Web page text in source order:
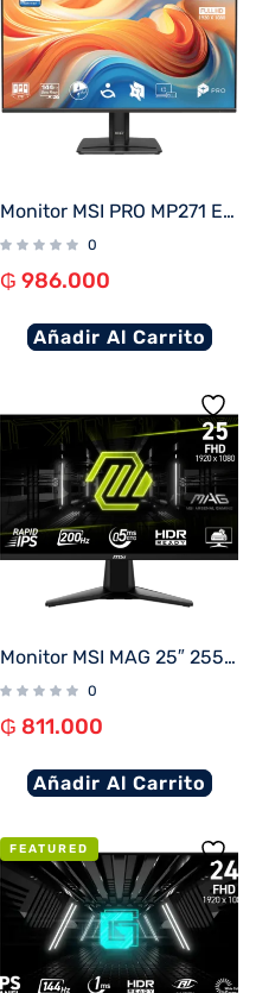
Monitor MSI PRO MP271 E14A 27″ 144Hz Full HD IPS
0
₲ 986.000
Añadir Al Carrito
Monitor MSI MAG 25″ 255F E20 IPS 200HZ
0
₲ 811.000
Añadir Al Carrito
FEATURED